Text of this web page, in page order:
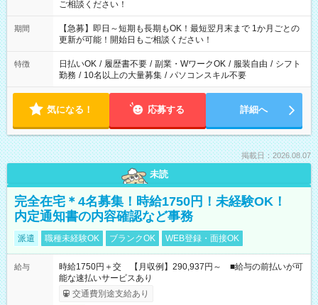
ご相談ください！
期間
【急募】即日～短期も長期もOK！最短翌月末まで 1か月ごとの
更新が可能！開始日もご相談ください！
特徴 日払いOK / 履歴書不要 / 副業・WワークOK / 服装自由 / シフト
勤務 / 10名以上の大量募集 / パソコンスキル不要
気になる！ 応募する 詳細へ
掲載日：2026.08.07
未読
完全在宅＊4名募集！時給1750円！未経験OK！
内定通知書の内容確認など事務
派遣 職種未経験OK ブランクOK WEB登録・面接OK
給与
時給1750円＋交 【月収例】290,937円～ ■給与の前払いが可
能な速払いサービスあり
交通費別途支給あり